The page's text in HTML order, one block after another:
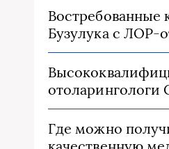
Востребованные
Бузулука с ЛОР-
отоларингологи
Где можно